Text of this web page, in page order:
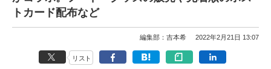
トカード配布など
編集部：吉本希 2022年2月21日 13:07
リスト